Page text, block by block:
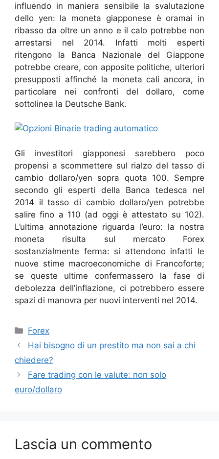
influendo in maniera sensibile la svalutazione
dello yen: la moneta giapponese è oramai in
ribasso da oltre un anno e il calo potrebbe non
arrestarsi nel 2014. Infatti molti esperti
ritengono la Banca Nazionale del Giappone
potrebbe creare, con apposite politiche, ulteriori
presupposti affinché la moneta cali ancora, in
particolare nei confronti del dollaro, come
sottolinea la Deutsche Bank.
Gli investitori giapponesi sarebbero poco
propensi a scommettere sul rialzo del tasso di
cambio dollaro/yen sopra quota 100. Sempre
secondo gli esperti della Banca tedesca nel
2014 il tasso di cambio dollaro/yen potrebbe
salire fino a 110 (ad oggi è attestato su 102).
L’ultima annotazione riguarda l’euro: la nostra
moneta risulta sul mercato Forex
sostanzialmente ferma: si attendono infatti le
nuove stime macroeconomiche di Francoforte;
se queste ultime confermassero la fase di
debolezza dell’inflazione, ci potrebbero essere
spazi di manovra per nuovi interventi nel 2014.
Categorie
Forex
Hai bisogno di un prestito ma non sai a chi
chiedere?
Fare trading con le valute: non solo
euro/dollaro
Lascia un commento